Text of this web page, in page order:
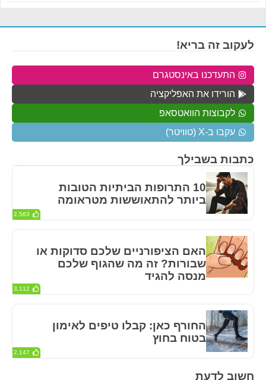
חשוב לדעת
כתבות בשבילך
10 התרופות הביתיות הטובות
ביותר להתאוששות מטראומה
2,563
האם הציפורניים שלכם סדוקות או
שבורות? זה מה שהגוף שלכם
מנסה להגיד
3,112
החורף כאן: קבלו טיפים לאימון
בטוח בחוץ
2,147
לעקוב זה בריא!
התעדכנו באינסטגרם
הורידו את האפליקציה
לקבוצות הוואטסאפ
עקבו ב-X (טוויטר)